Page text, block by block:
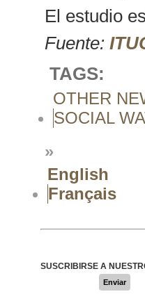
El estudio
Fuente:
TAGS:
OTHER
SOCIAL
»
English
Français
SUSCRIBIRSE A
Enviar